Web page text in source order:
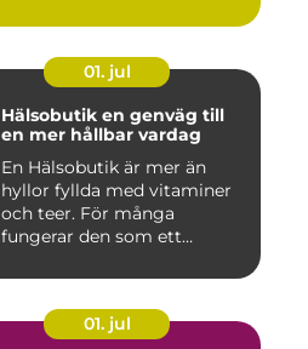
01. jul
Hälsobutik en genväg till
en mer hållbar vardag
En Hälsobutik är mer än
hyllor fyllda med vitaminer
och teer. För många
fungerar den som ett
01. jul